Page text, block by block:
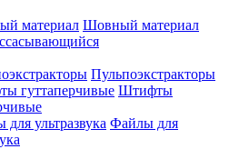
Шовный материал
Пульпоэкстракторы
Штифты
Файлы для